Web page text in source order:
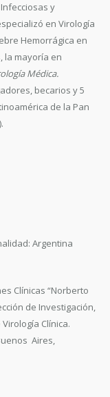
y
en Virología
Hemorrágica en
la mayoría en
Médica.
becarios y 5
de la Pan
Argentina
Clínicas “Norberto
de Investigación,
Clínica.
Aires,